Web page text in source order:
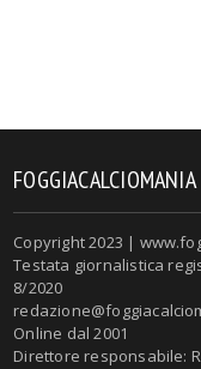
FOGGIACALCIOMANIA
Copyright 2023 |
Testata giornalistica
8/2020
Online dal 2001
Direttore responsabile: